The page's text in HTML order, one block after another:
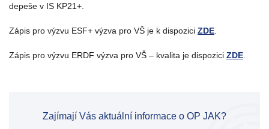
depeše v IS KP21+.
Zápis pro výzvu ESF+ výzva pro VŠ je k dispozici ZDE
Zápis pro výzvu ERDF výzva pro VŠ – kvalita je dispozici ZDE
Zajímají Vás aktuální informace o OP JAK?